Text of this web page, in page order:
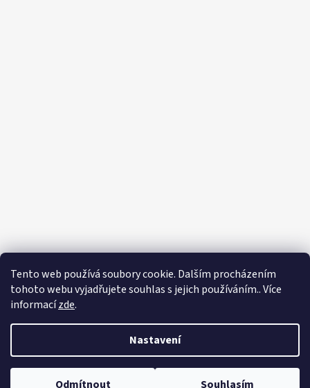
Tento web používá soubory cookie. Dalším procházením
tohoto webu vyjadřujete souhlas s jejich používáním.. Více
informacízde.
Nastavení
Odmítnout Souhlasím
Vytvořil Shoptet
Copyright 2026Zahradnictví Franc . Všechna práva vyhrazena.